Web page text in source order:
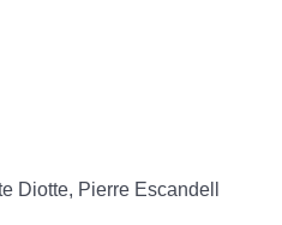
Diotte, Pierre Escandell